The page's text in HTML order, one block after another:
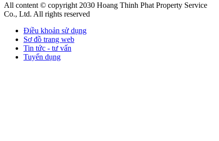
All content © copyright 2030 Hoang Thinh Phat Property Service
Co., Ltd. All rights reserved
Điều khoản sử dụng
Sơ đồ trang web
Tin tức - tư vấn
Tuyển dụng